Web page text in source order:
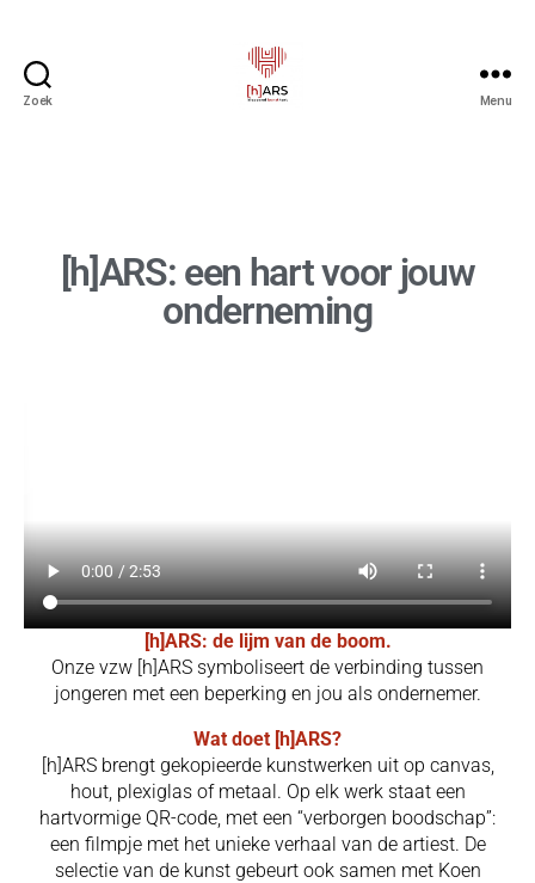
Zoek Menu
[h]ARS: een hart voor jouw
onderneming
[h]ARS: de lijm van de boom.
Onze vzw [h]ARS symboliseert de verbinding tussen
jongeren met een beperking en jou als ondernemer.
Wat doet [h]ARS?
[h]ARS brengt gekopieerde kunstwerken uit op canvas,
hout, plexiglas of metaal. Op elk werk staat een
hartvormige QR-code, met een “verborgen boodschap”:
een filmpje met het unieke verhaal van de artiest. De
selectie van de kunst gebeurt ook samen met Koen